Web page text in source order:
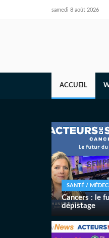
samedi 8 août 2026
ACCUEIL
SANTÉ /
Cancers : le
dépistage
cancer du sein
approches